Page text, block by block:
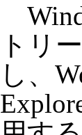
トリ
し、